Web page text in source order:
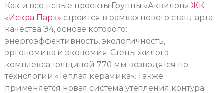
Как и все новые проекты Группы «Аквилон» ЖК
«Искра Парк» строится в рамках нового стандарта
качества Э4, основе которого:
энергоэффективность, экологичность,
эргономика и экономия. Стены жилого
комплекса толщиной 770 мм возводятся по
технологии «Теплая керамика». Также
применяется новая система утепления контура